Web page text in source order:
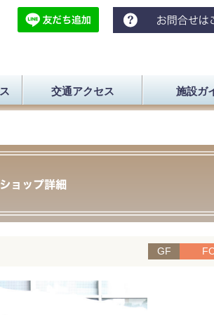
交通アクセス 施設ガ
GF